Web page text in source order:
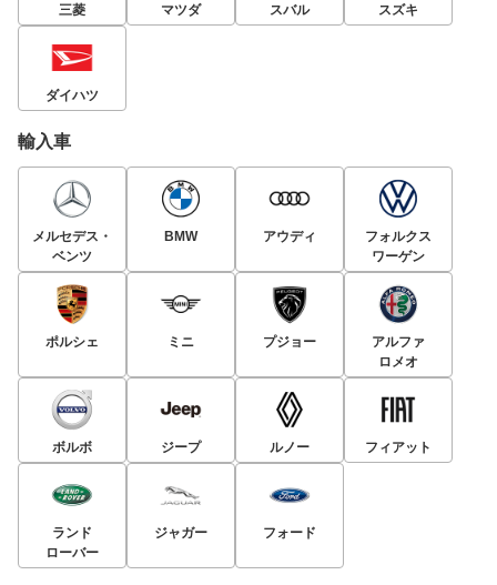
三菱 マツダ スバル スズキ
ダイハツ
輸入車
メルセデス・
ベンツ
BMW アウディ
フォルクス
ワーゲン
ポルシェ ミニ プジョー
アルファ
ロメオ
ボルボ ジープ ルノー フィアット
ランド
ローバー
ジャガー フォード